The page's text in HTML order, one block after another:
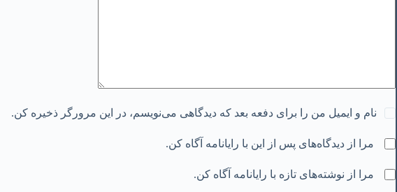
نام و ایمیل من را برای دفعه بعد که دیدگاهی می‌نویسم، در این مرورگر ذخیره کن.
مرا از دیدگاه‌های پس از این با رایانامه آگاه کن.
مرا از نوشته‌های تازه با رایانامه آگاه کن.